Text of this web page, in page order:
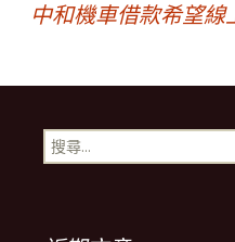
章
導
覽
中和機車借款希望
搜
尋